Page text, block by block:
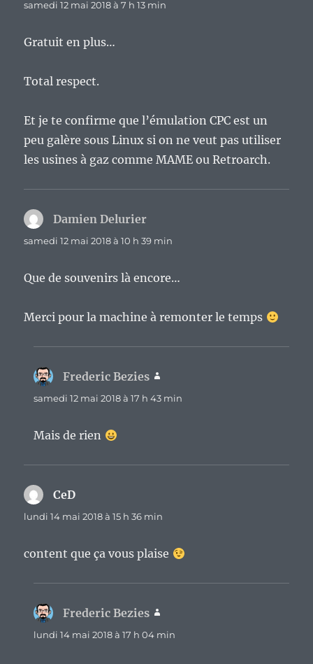
samedi 12 mai 2018 à 7 h 13 min
Gratuit en plus…
Total respect.
Et je te confirme que l’émulation CPC est un
peu galère sous Linux si on ne veut pas utiliser
les usines à gaz comme MAME ou Retroarch.
Damien Delurier
samedi 12 mai 2018 à 10 h 39 min
Que de souvenirs là encore…
Merci pour la machine à remonter le temps
Frederic Bezies
samedi 12 mai 2018 à 17 h 43 min
Mais de rien
CeD
lundi 14 mai 2018 à 15 h 36 min
content que ça vous plaise
Frederic Bezies
lundi 14 mai 2018 à 17 h 04 min